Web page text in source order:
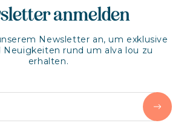
anmelden
Newsletter an, um exklusive
Neuigkeiten rund um alva lou zu
erhalten.